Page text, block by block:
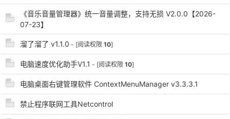
《音乐音量管理器》统一音量调整，支持无损 V2.0.0【2026-
07-23】
溜了溜了 v1.1.0 - [阅读权限 10]
电脑速度优化助手V1.1 - [阅读权限 10]
电脑桌面右键管理软件 ContextMenuManager v3.3.3.1
禁止程序联网工具Netcontrol